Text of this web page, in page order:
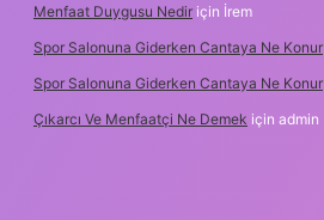
Menfaat Duygusu Nedir için İrem
Spor Salonuna Giderken Cantaya Ne Konur
Spor Salonuna Giderken Cantaya Ne Konur
Çıkarcı Ve Menfaatçi Ne Demek için admin